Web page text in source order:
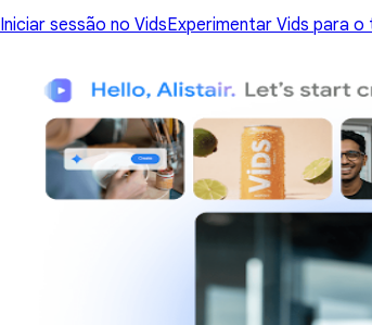
Iniciar sessão no VidsExperimentar Vids para o